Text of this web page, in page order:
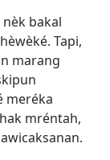
bakal
Tapi,
marang
meréka
mréntah,